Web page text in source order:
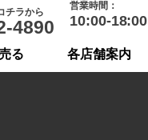
チラから
4890
営業時間：
10:00-18:00
る 各店舗案内